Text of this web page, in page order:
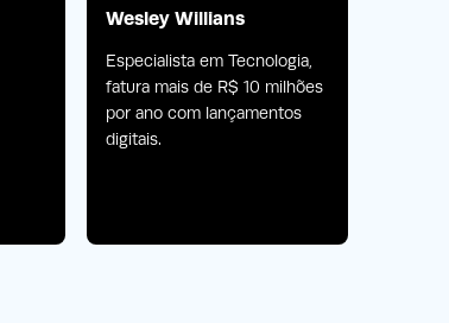
Wesley Willians
Especialista em Tecnologia,
fatura mais de R$ 10 milhões
por ano com lançamentos
digitais.